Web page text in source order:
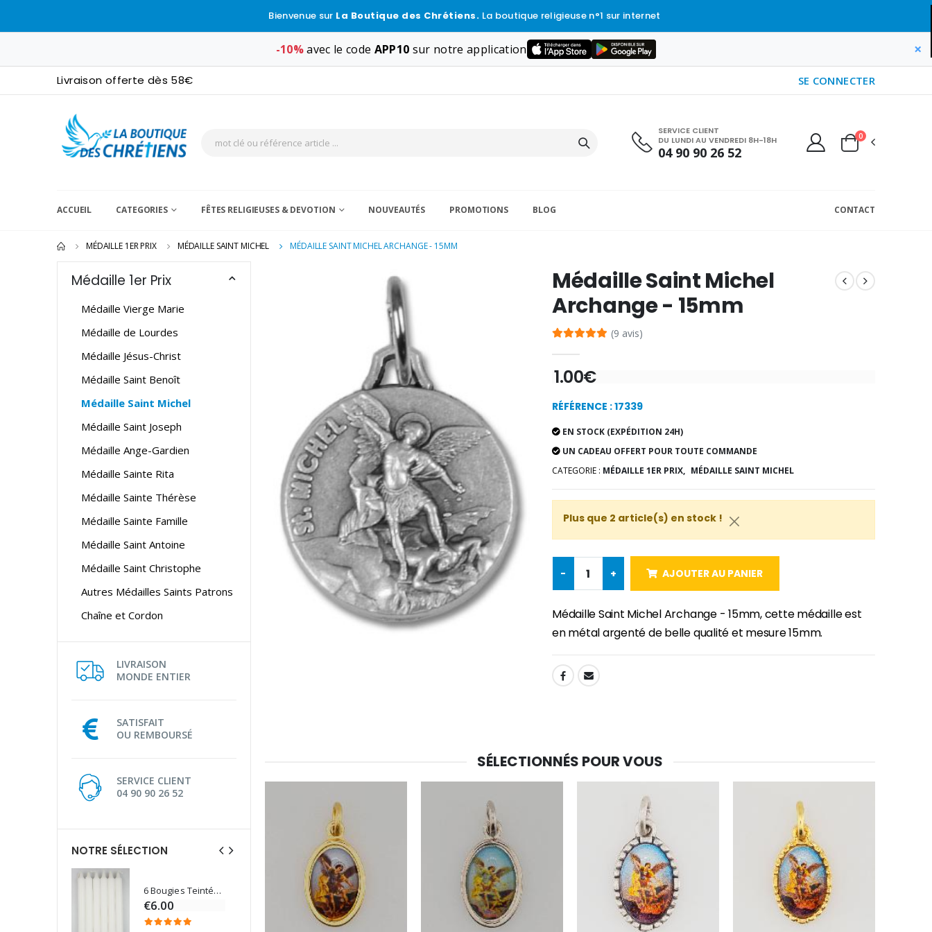
Bienvenue sur La Boutique des Chrétiens. La boutique religieuse n°1 sur internet
-10%avec le code APP10 sur notre application ×
Livraison offerte dès 58€ SE CONNECTER
SERVICE CLIENT
DU LUNDI AU VENDREDI 8H-18H
04 90 90 26 52
0
ACCUEIL CATEGORIES FÊTES RELIGIEUSES & DEVOTION NOUVEAUTÉS PROMOTIONS BLOG CONTACT
MÉDAILLE 1ER PRIX MÉDAILLE SAINT MICHEL MÉDAILLE SAINT MICHEL ARCHANGE - 15MM
Médaille 1er Prix
Médaille Vierge Marie
Médaille de Lourdes
Médaille Jésus-Christ
Médaille Saint Benoît
Médaille Saint Michel
Médaille Saint Joseph
Médaille Ange-Gardien
Médaille Sainte Rita
Médaille Sainte Thérèse
Médaille Sainte Famille
Médaille Saint Antoine
Médaille Saint Christophe
Autres Médailles Saints Patrons
Chaîne et Cordon
LIVRAISON
MONDE ENTIER
SATISFAIT
OU REMBOURSÉ
SERVICE CLIENT
04 90 90 26 52
NOTRE SÉLECTION
6 Bougies Teintées Masse Couleur Blanche
€6.00
-30%
€10.00 €7.00
€6.00
Médaille Saint Michel
Archange - 15mm
(9 avis)
1.00€
RÉFÉRENCE : 17339
EN STOCK (EXPÉDITION 24H)
UN CADEAU OFFERT POUR TOUTE COMMANDE
CATEGORIE : MÉDAILLE 1ER PRIX, MÉDAILLE SAINT MICHEL
Plus que 2 article(s) en stock !
- + AJOUTER AU PANIER
Médaille Saint Michel Archange - 15mm, cette médaille est
en métal argenté de belle qualité et mesure 15mm.
SHARE:
SÉLECTIONNÉS POUR VOUS